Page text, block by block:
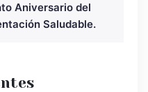
Aniversario del
Saludable.